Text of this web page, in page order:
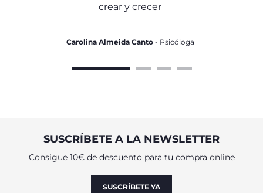
crear y crecer
Carolina Almeida Canto - Psicóloga
SUSCRÍBETE A LA NEWSLETTER
Consigue 10€ de descuento para tu compra online
SUSCRÍBETE YA